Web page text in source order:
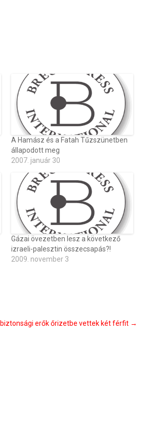
A Hamász és a Fatah Tűzszünetben
állapodott meg
2007. január 30
Gázai övezetben lesz a következő
izraeli-palesztin összecsapás?!
2009. november 3
erők őrizetbe vettek két férfit →